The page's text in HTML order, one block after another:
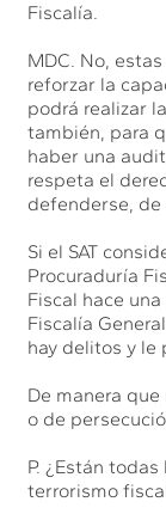
Fiscalía.
MDC. No,
reforzar la
podrá realizar
también, para
haber una
respeta el
defenderse,
Si el SAT
Procuraduría
Fiscal hace
Fiscalía
hay delitos y le
De manera
o de
P. ¿Están
terrorismo